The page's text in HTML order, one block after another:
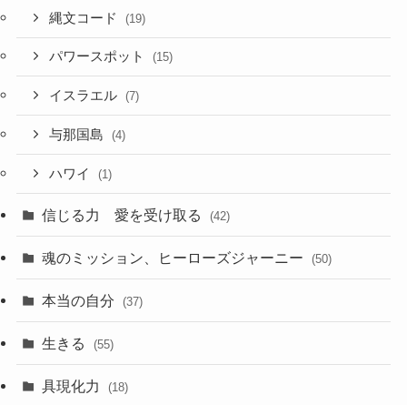
縄文コード (19)
パワースポット (15)
イスラエル (7)
与那国島 (4)
ハワイ (1)
信じる力 愛を受け取る (42)
魂のミッション、ヒーローズジャーニー (50)
本当の自分 (37)
生きる (55)
具現化力 (18)